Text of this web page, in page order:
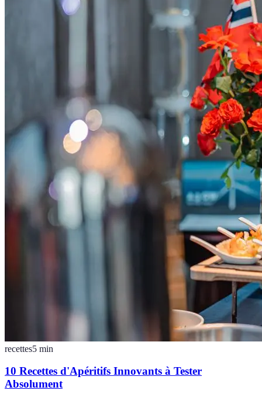
recettes5 min
10 Recettes d'Apéritifs Innovants à Tester
Absolument